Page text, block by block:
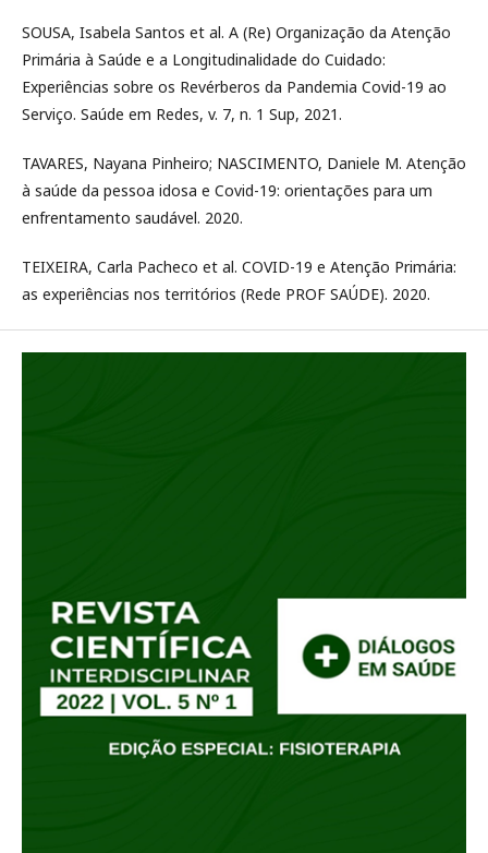
SOUSA, Isabela Santos et al. A (Re) Organização da Atenção
Primária à Saúde e a Longitudinalidade do Cuidado:
Experiências sobre os Revérberos da Pandemia Covid-19 ao
Serviço. Saúde em Redes, v. 7, n. 1 Sup, 2021.
TAVARES, Nayana Pinheiro; NASCIMENTO, Daniele M. Atenção
à saúde da pessoa idosa e Covid-19: orientações para um
enfrentamento saudável. 2020.
TEIXEIRA, Carla Pacheco et al. COVID-19 e Atenção Primária:
as experiências nos territórios (Rede PROF SAÚDE). 2020.